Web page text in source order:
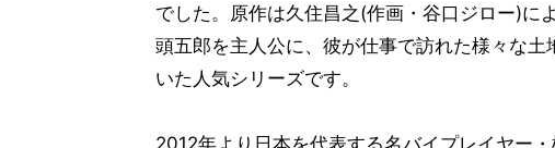
でした。原作は久住昌之(作画・谷口ジロー)に
頭五郎を主人公に、彼が仕事で訪れた様々な
いた人気シリーズです。
2012年より日本を代表する名バイプレイヤー